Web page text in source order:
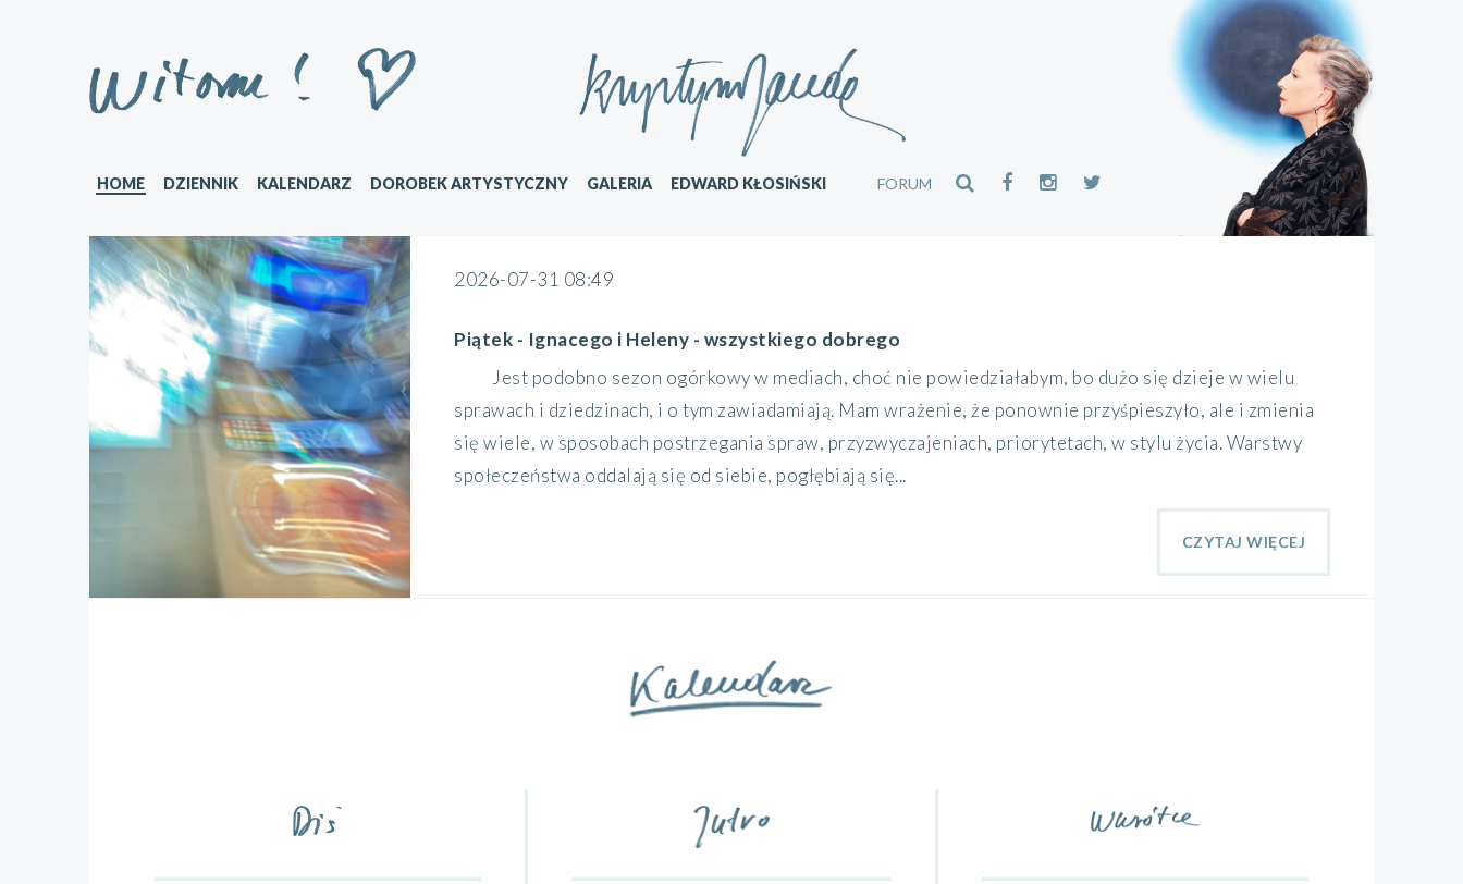
FORUM
HOME DZIENNIK KALENDARZ DOROBEK ARTYSTYCZNY GALERIA EDWARD KŁOSIŃSKI
2026-07-31 08:49
Piątek - Ignacego i Heleny - wszystkiego dobrego
Jest podobno sezon ogórkowy w mediach, choć nie powiedziałabym, bo dużo się dzieje w wielu
sprawach i dziedzinach, i o tym zawiadamiają. Mam wrażenie, że ponownie przyśpieszyło, ale i zmienia
się wiele, w sposobach postrzegania spraw, przyzwyczajeniach, priorytetach, w stylu życia. Warstwy
społeczeństwa oddalają się od siebie, pogłębiają się...
CZYTAJ WIĘCEJ